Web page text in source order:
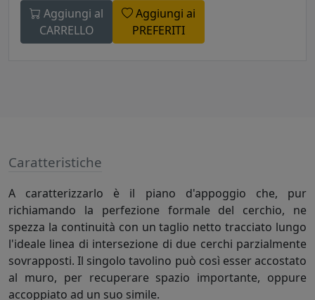
Aggiungi al
CARRELLO
Aggiungi ai
PREFERITI
Caratteristiche
A caratterizzarlo è il piano d'appoggio che, pur
richiamando la perfezione formale del cerchio, ne
spezza la continuità con un taglio netto tracciato lungo
l'ideale linea di intersezione di due cerchi parzialmente
sovrapposti. Il singolo tavolino può così esser accostato
al muro, per recuperare spazio importante, oppure
accoppiato ad un suo simile.